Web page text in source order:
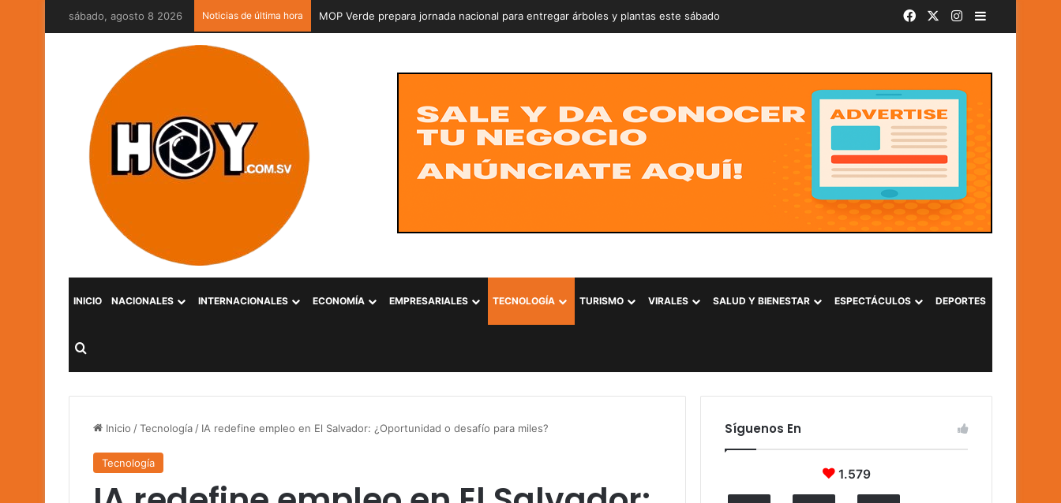
sábado, agosto 8 2026 Noticias de última hora MOP Verde prepara jornada nacional para entregar árboles y plantas este sábado FacebookInstagram
Barra lateral
INICIO NACIONALES INTERNACIONALES ECONOMÍA EMPRESARIALES TECNOLOGÍA TURISMO VIRALES SALUD Y BIENESTAR ESPECTÁCULOS DEPORTES
Buscar por
Inicio /Tecnología / IA redefine empleo en El Salvador: ¿Oportunidad o desafío para miles?
Tecnología
Síguenos En
1.579